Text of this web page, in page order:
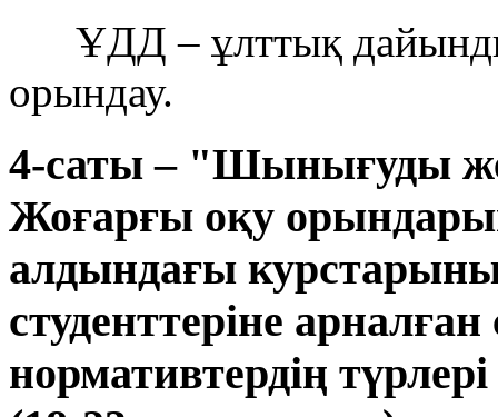
ҰДД – ұлттық
орындау.
4-саты – "Шынығуды
Жоғарғы оқу
алдындағы
студенттеріне
нормативтердің түрлері